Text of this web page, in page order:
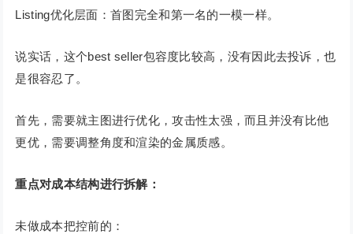
Listing优化层面：首图完全和第一名的一模一样。
说实话，这个best seller包容度比较高，没有因此去投诉，也
是很容忍了。
首先，需要就主图进行优化，攻击性太强，而且并没有比他
更优，需要调整角度和渲染的金属质感。
重点对成本结构进行拆解：
未做成本把控前的：